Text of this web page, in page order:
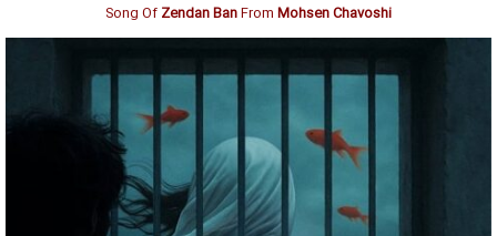
Song Of Zendan BanFrom Mohsen Chavoshi